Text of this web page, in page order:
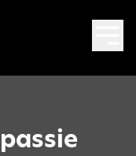
passie